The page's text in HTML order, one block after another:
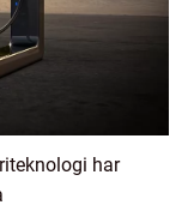
har